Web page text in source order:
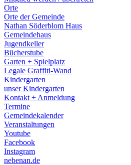
Orte
Orte der Gemeinde
Nathan Söderblom Haus
Gemeindehaus
Jugendkeller
Bücherstube
Garten + Spielplatz
Legale Graffiti-Wand
Kindergarten
unser Kindergarten
Kontakt + Anmeldung
Termine
Gemeindekalender
Veranstaltungen
Youtube
Facebook
Instagram
nebenan.de